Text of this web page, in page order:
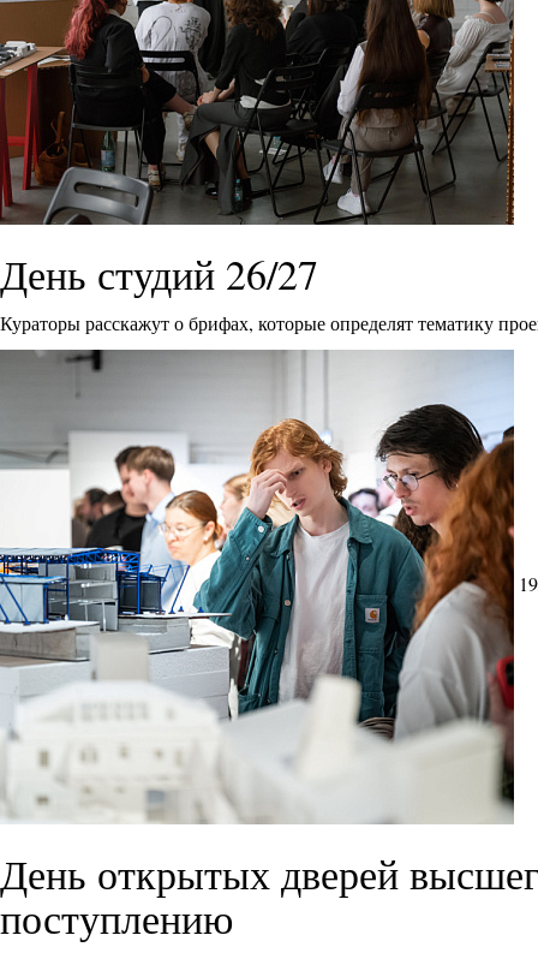
День студий 26/27
Кураторы расскажут о брифах, которые определят тематику
День открытых дверей
поступлению